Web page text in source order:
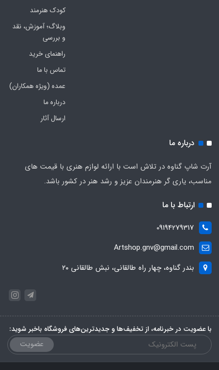
کودک هنرمند
وبلاگ؛ آموزش، نقد
و بررسی
راهنمای خرید
تماس با ما
عمده (ویژه همکاران)
درباره ما
ارسال آثار
درباره ما
آرت شاپ گناوه در تلاش است با ارائه لوازم هنری با قیمت های
مناسب، یاری گر هنرمندان عزیز و رشد هنر در کشور باشد.
ارتباط با ما
09194279317
Artshop.gnv@gmail.com
بندر گناوه، چهار راه طالقانی، نبش طالقانی ۲۰
با عضویت در خبرنامه، از تخفیف‌ها و جدیدترین‌های فروشگاه باخبر شوید:
عضویت